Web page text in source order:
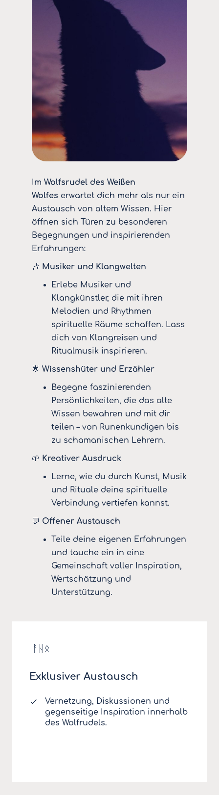
Im Wolfsrudel des Weißen
Wolfes erwartet dich mehr als nur ein
Austausch von altem Wissen. Hier
öffnen sich Türen zu besonderen
Begegnungen und inspirierenden
Erfahrungen:
🎶 Musiker und Klangwelten
Erlebe Musiker und
Klangkünstler, die mit ihren
Melodien und Rhythmen
spirituelle Räume schaffen. Lass
dich von Klangreisen und
Ritualmusik inspirieren.
🌟 Wissenshüter und Erzähler
Begegne faszinierenden
Persönlichkeiten, die das alte
Wissen bewahren und mit dir
teilen – von Runenkundigen bis
zu schamanischen Lehrern.
🌱 Kreativer Ausdruck
Lerne, wie du durch Kunst, Musik
und Rituale deine spirituelle
Verbindung vertiefen kannst.
💬 Offener Austausch
Teile deine eigenen Erfahrungen
und tauche ein in eine
Gemeinschaft voller Inspiration,
Wertschätzung und
Unterstützung.
ᚨᚺᛟ
Exklusiver Austausch
Vernetzung, Diskussionen und
gegenseitige Inspiration innerhalb
des Wolfrudels.